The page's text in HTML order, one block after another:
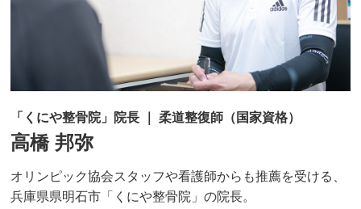
「くにや整骨院」院長 ｜ 柔道整復師（国家資格）
高橋 邦弥
オリンピック協会スタッフや看護師からも推薦を受ける、
兵庫県県明石市「くにや整骨院」の院長。